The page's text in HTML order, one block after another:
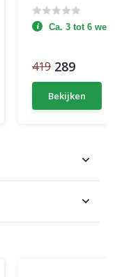
Ca. 3 tot 6
419 289
Bekijken